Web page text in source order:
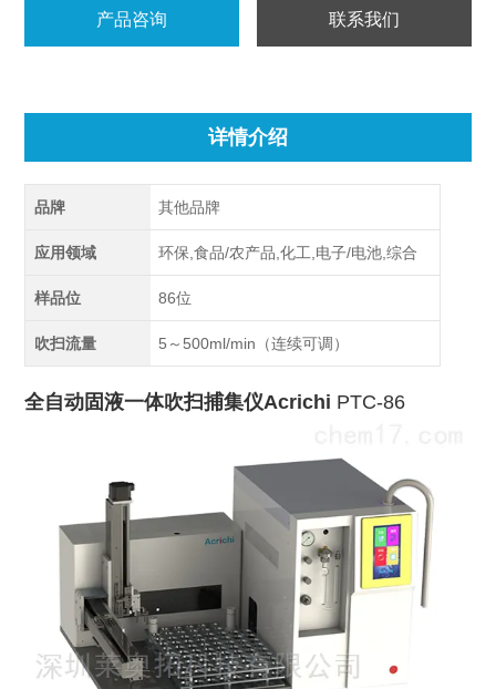
方法参数设置、实时显示工作状态、运行时间
产品咨询 联系我们
详情介绍
品牌 其他品牌
应用领域 环保,食品/农产品,化工,电子/电池,综合
样品位 86位
吹扫流量 5～500ml/min（连续可调）
全自动固液一体吹扫捕集仪Acrichi PTC-86